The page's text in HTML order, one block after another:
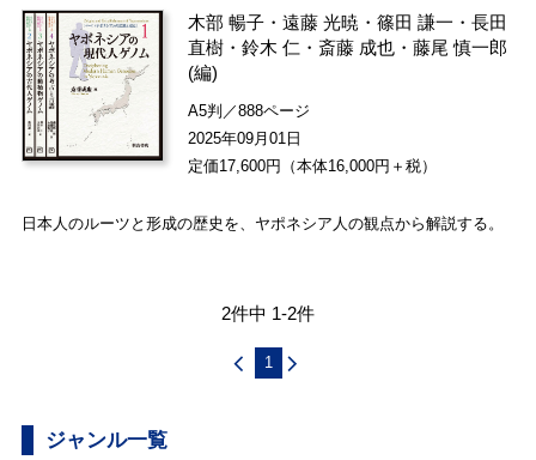
木部 暢子 ・遠藤 光暁 ・篠田 謙一 ・長田
直樹 ・鈴木 仁 ・斎藤 成也 ・藤尾 慎一郎
(編)
A5判／888ページ
2025年09月01日
定価17,600円（本体16,000円＋税）
日本人のルーツと形成の歴史を、ヤポネシア人の観点から解説する。
2件中 1-2件
1
ジャンル一覧